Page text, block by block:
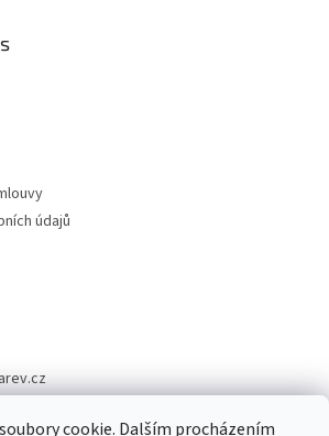
cookie. Dalším procházením
údajů